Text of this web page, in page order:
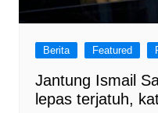
Berita Featured
Jantung Ismail
lepas terjatuh,